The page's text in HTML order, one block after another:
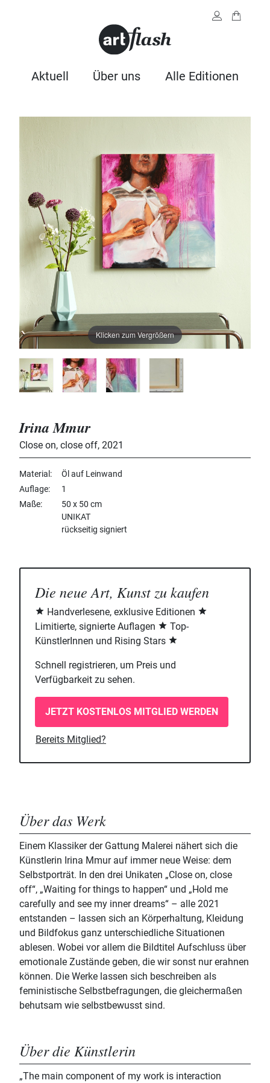
Aktuell Über uns Alle Editionen
Klicken zum Vergrößern
Irina Mmur
Close on, close off, 2021
Material
Öl auf Leinwand
Auflage
1
Maße
50 x 50 cm
UNIKAT
rückseitig signiert
Die neue Art, Kunst zu kaufen
Handverlesene, exklusive Editionen
Limitierte, signierte Auflagen
Top-
KünstlerInnen und Rising Stars
Schnell registrieren, um Preis und
Verfügbarkeit zu sehen.
JETZT KOSTENLOS MITGLIED WERDEN
Bereits Mitglied?
Über das Werk
Einem Klassiker der Gattung Malerei nähert sich die
Künstlerin Irina Mmur auf immer neue Weise: dem
Selbstporträt. In den drei Unikaten „Close on, close
off“, „Waiting for things to happen“ und „Hold me
carefully and see my inner dreams“ – alle 2021
entstanden – lassen sich an Körperhaltung, Kleidung
und Bildfokus ganz unterschiedliche Situationen
ablesen. Wobei vor allem die Bildtitel Aufschluss über
emotionale Zustände geben, die wir sonst nur erahnen
können. Die Werke lassen sich beschreiben als
feministische Selbstbefragungen, die gleichermaßen
behutsam wie selbstbewusst sind.
Über die Künstlerin
„The main component of my work is interaction